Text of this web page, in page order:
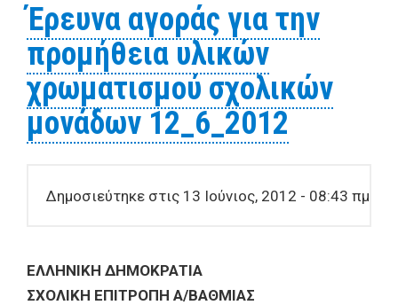
των καλοκαιρινών
εκδηλώσεων 18_6_2012
Έρευνα αγοράς για την
προμήθεια υλικών
χρωματισμού σχολικών
μονάδων 12_6_2012
Δημοσιεύτηκε στις 13 Ιούνιος, 2012 - 08:43 πμ
ΕΛΛΗΝΙΚΗ ΔΗΜΟΚΡΑΤΙΑ
ΣΧΟΛΙΚΗ ΕΠΙΤΡΟΠΗ Α/ΒΑΘΜΙΑΣ